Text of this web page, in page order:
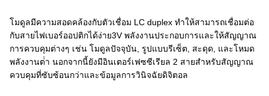
โมดูลมีความสอดคล้องกับตัวเชื่อม LC duplex ทําให้สามารถเชื่อมต่อ
กับสายไฟเบอร์ออปติกได้ง่าย3V พลังงานประกอบการและให้สัญญาณ
การควบคุมต่างๆ เช่น โมดูลปัจจุบัน, รูปแบบรีเซ็ต, สะดุด, และโหมด
พลังงานต่ํา นอกจากนี้ยังมีอินเตอร์เฟซซีเรียล 2 สายสําหรับสัญญาณ
ควบคุมที่ซับซ้อนกว่าและข้อมูลการวินิจฉัยดิจิตอล